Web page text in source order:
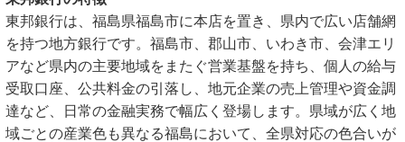
東邦銀行は、福島県福島市に本店を置き、県内で広い店舗網
を持つ地方銀行です。福島市、郡山市、いわき市、会津エリ
アなど県内の主要地域をまたぐ営業基盤を持ち、個人の給与
受取口座、公共料金の引落し、地元企業の売上管理や資金調
達など、日常の金融実務で幅広く登場します。県域が広く地
域ごとの産業色も異なる福島において、全県対応の色合いが